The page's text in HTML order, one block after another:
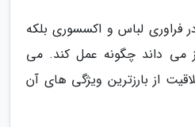
فراوری لباس و اکسسوری بلکه
می داند چگونه عمل کند. می
از بارزترین ویژگی های آن